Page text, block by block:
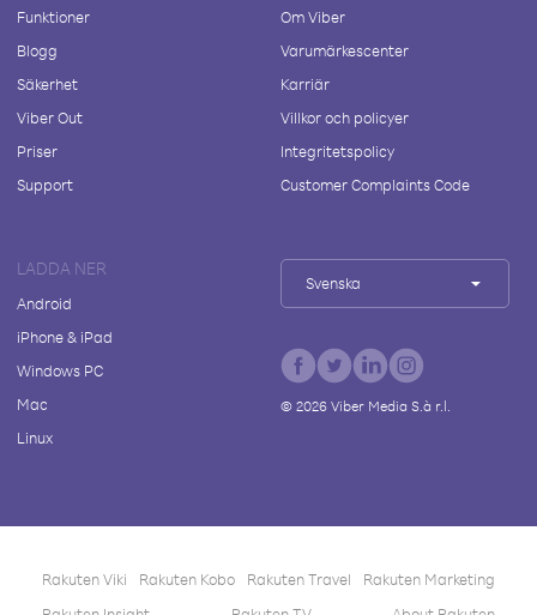
Funktioner
Blogg
Säkerhet
Viber Out
Priser
Support
Om Viber
Varumärkescenter
Karriär
Villkor och policyer
Integritetspolicy
Customer Complaints Code
LADDA NER
Android
iPhone & iPad
Windows PC
Mac
Linux
Svenska
© 2026Viber Media S.à r.l.
Rakuten Viki Rakuten Kobo Rakuten Travel
Rakuten Marketing